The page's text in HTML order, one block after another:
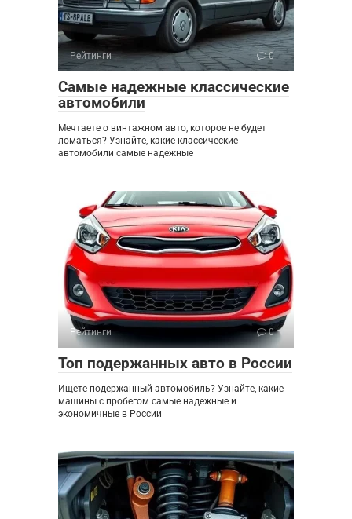
Рейтинги 0
Самые надежные классические
автомобили
Мечтаете о винтажном авто, которое не будет
ломаться? Узнайте, какие классические
автомобили самые надежные
Рейтинги 0
Топ подержанных авто в России
Ищете подержанный автомобиль? Узнайте, какие
машины с пробегом самые надежные и
экономичные в России